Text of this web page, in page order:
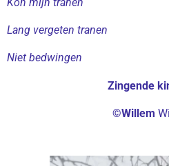
Lang vergeten tranen
Niet bedwingen
Zingende
©Willem